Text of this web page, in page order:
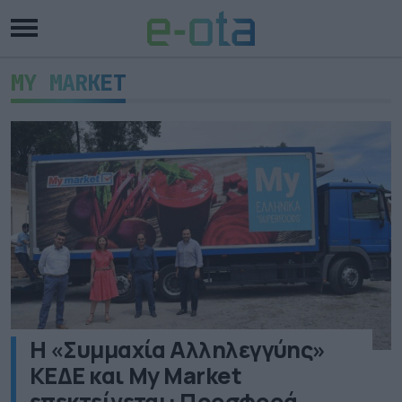
MY MARKET
H «Συμμαχία Αλληλεγγύης»
ΚΕΔΕ και My Market